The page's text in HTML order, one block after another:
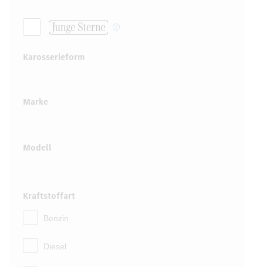
Karosserieform
Marke
Modell
Kraftstoffart
Benzin
Diesel